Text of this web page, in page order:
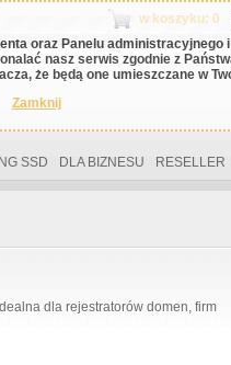
oraz Panelu
nasz serwis zgodnie z
że będą one umieszczane w
Zamknij
w koszyku: 0
SSD DLA BIZNESU RESELLER
dla rejestratorów domen, firm